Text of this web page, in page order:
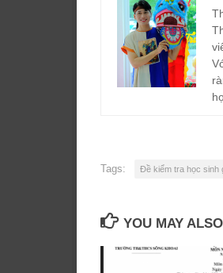
Tags: Đề kiểm tra học sinh
YOU MAY